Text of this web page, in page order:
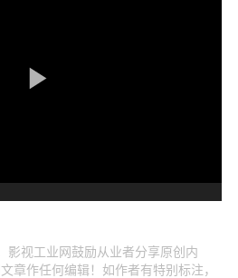
影视工业网鼓励从业者分享原创内
章作任何编辑！如作者有特别标注，